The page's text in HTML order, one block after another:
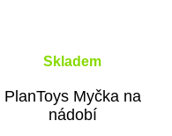
Skladem
PlanToys Myčka na
nádobí